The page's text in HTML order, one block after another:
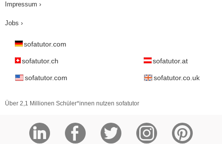
Impressum ›
Jobs ›
sofatutor.com
sofatutor.ch sofatutor.at
sofatutor.com sofatutor.co.uk
Über 2,1 Millionen Schüler*innen nutzen sofatutor